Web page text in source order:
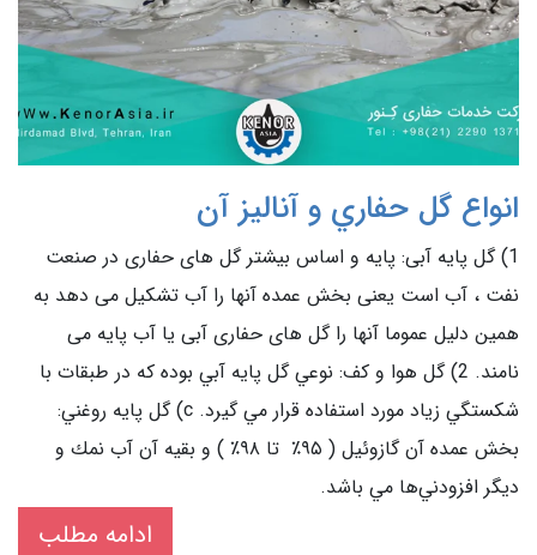
انواع گل حفاري و آنالیز آن
1) گل پايه آبی: پایه و اساس بیشتر گل های حفاری در صنعت
نفت ، آب است یعنی بخش عمده آنها را آب تشکیل می دهد به
همین دلیل عموما آنها را گل های حفاری آبی یا آب پایه می
نامند. 2) گل هوا و كف: نوعي گل پايه آبي بوده كه در طبقات با
شكستگي زياد مورد استفاده قرار مي گيرد. c) گل پايه روغني:
بخش عمده آن گازوئيل ( ۹۵٪ تا ٩۸٪ ) و بقيه آن آب نمك و
ديگر افزودني‌ها مي باشد.
ادامه مطلب